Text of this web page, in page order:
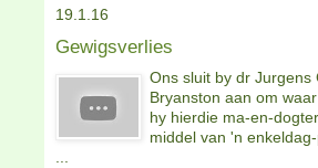
19.1.16
Gewigsverlies
Ons sluit by dr Jurgens
Bryanston aan om
hy hierdie ma-en-
middel van 'n
...